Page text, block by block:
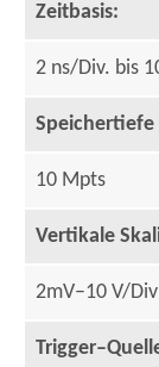
Zeitbasis:
2 ns/Div. bis
Speichertiefe
10 Mpts
Vertikale
2mV–10 V/